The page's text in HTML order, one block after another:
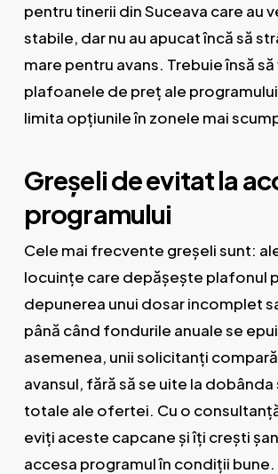
pentru tinerii din Suceava care au
stabile, dar nu au apucat încă să
mare pentru avans. Trebuie însă
plafoanele de preț ale
limita opțiunile în zonele mai
Greșeli de evitat la
programului
Cele mai frecvente greșeli sunt:
locuințe care depășește plafonul
depunerea unui dosar incomplet
până când fondurile anuale se
asemenea, unii solicitanți
avansul, fără să se uite la
totale ale ofertei. Cu o
eviți aceste capcane și îți crești
accesa programul în condiții bune.